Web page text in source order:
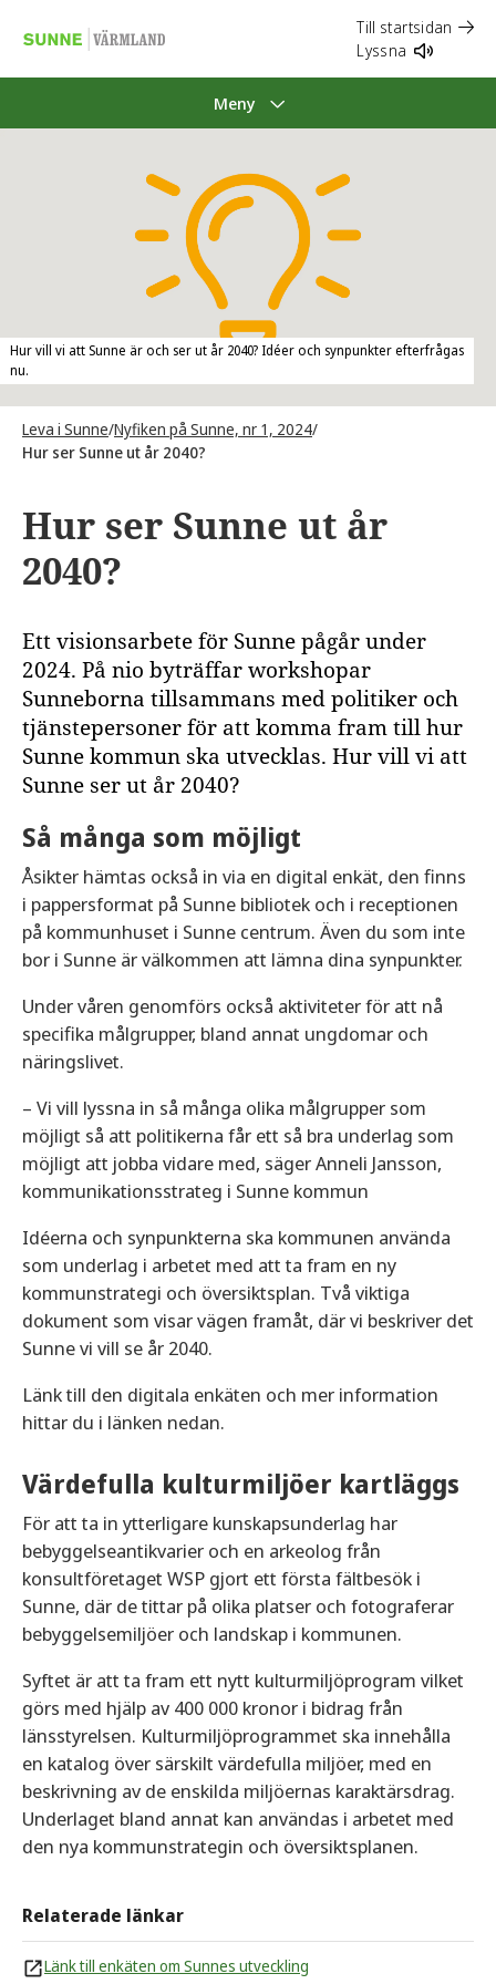
Till startsidan
Lyssna
Meny
Hur vill vi att Sunne är och ser ut år 2040? Idéer och synpunkter efterfrågas
nu.
Leva i Sunne/Nyfiken på Sunne, nr 1, 2024/
Hur ser Sunne ut år 2040?
Hur ser Sunne ut år
2040?
Ett visionsarbete för Sunne pågår under
2024. På nio byträffar workshopar
Sunneborna tillsammans med politiker och
tjänstepersoner för att komma fram till hur
Sunne kommun ska utvecklas. Hur vill vi att
Sunne ser ut år 2040?
Så många som möjligt
Åsikter hämtas också in via en digital enkät, den finns
i pappersformat på Sunne bibliotek och i receptionen
på kommunhuset i Sunne centrum. Även du som inte
bor i Sunne är välkommen att lämna dina synpunkter.
Under våren genomförs också aktiviteter för att nå
specifika målgrupper, bland annat ungdomar och
näringslivet.
– Vi vill lyssna in så många olika målgrupper som
möjligt så att politikerna får ett så bra underlag som
möjligt att jobba vidare med, säger Anneli Jansson,
kommunikationsstrateg i Sunne kommun
Idéerna och synpunkterna ska kommunen använda
som underlag i arbetet med att ta fram en ny
kommunstrategi och översiktsplan. Två viktiga
dokument som visar vägen framåt, där vi beskriver det
Sunne vi vill se år 2040.
Länk till den digitala enkäten och mer information
hittar du i länken nedan.
Värdefulla kulturmiljöer kartläggs
För att ta in ytterligare kunskapsunderlag har
bebyggelseantikvarier och en arkeolog från
konsultföretaget WSP gjort ett första fältbesök i
Sunne, där de tittar på olika platser och fotograferar
bebyggelsemiljöer och landskap i kommunen.
Syftet är att ta fram ett nytt kulturmiljöprogram vilket
görs med hjälp av 400 000 kronor i bidrag från
länsstyrelsen. Kulturmiljöprogrammet ska innehålla
en katalog över särskilt värdefulla miljöer, med en
beskrivning av de enskilda miljöernas karaktärsdrag.
Underlaget bland annat kan användas i arbetet med
den nya kommunstrategin och översiktsplanen.
Relaterade länkar
Länk till enkäten om Sunnes utveckling